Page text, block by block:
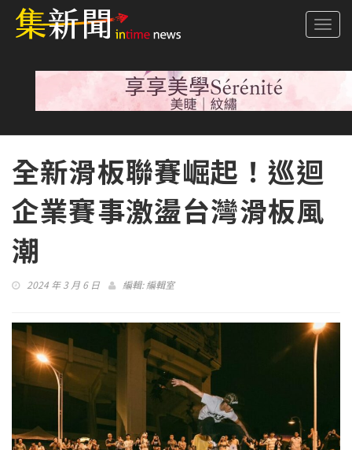
全新滑板聯賽崛起！巡迴
企業賽事激盪台灣滑板風
潮
2024 年 3 月 6 日 編輯:編輯室